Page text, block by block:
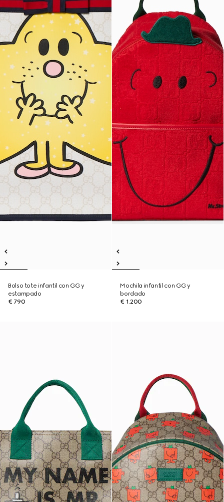
Bolso tote infantil con GG y
estampado
€ 790
Mochila infantil con GG y
bordado
€ 1.200